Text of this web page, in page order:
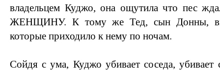
владельцем Куджо, она ощутила что пес
ЖЕНЩИНУ. К тому же Тед, сын Донны,
которые приходило к нему по ночам.
Сойдя с ума, Куджо убивает соседа, убивает